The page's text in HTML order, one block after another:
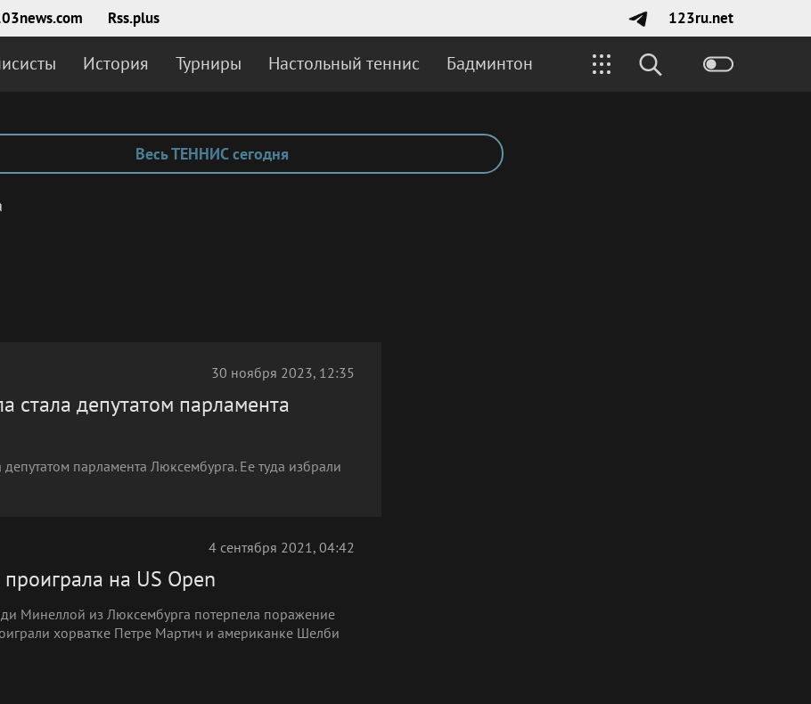
Rss.plus 123ru.net
История Турниры Настольный теннис Бадминтон
Весь ТЕННИС сегодня
30 ноября 2023, 12:35
стала депутатом парламента
парламента Люксембурга. Ее туда избрали
4 сентября 2021, 04:42
на US Open
Минеллой из Люксембурга потерпела поражение
хорватке Петре Мартич и американке Шелби